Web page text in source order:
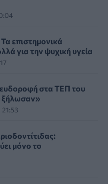
επιστημονικά
για την ψυχική υγεία
στα ΤΕΠ του
ξήλωσαν»
μόνο το